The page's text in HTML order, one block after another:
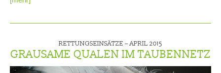
RETTUNGSEINSÄTZE –APRIL 2015
GRAUSAME QUALEN IM TAUBENNETZ